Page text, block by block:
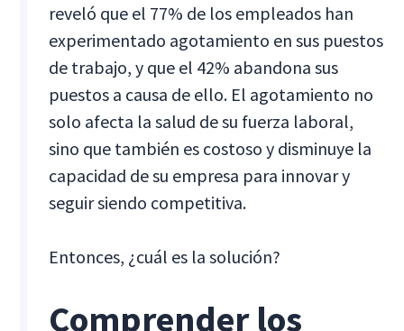
reveló que el 77% de los empleados han
experimentado agotamiento en sus puestos
de trabajo, y que el 42% abandona sus
puestos a causa de ello. El agotamiento no
solo afecta la salud de su fuerza laboral,
sino que también es costoso y disminuye la
capacidad de su empresa para innovar y
seguir siendo competitiva.
Entonces, ¿cuál es la solución?
Comprender los